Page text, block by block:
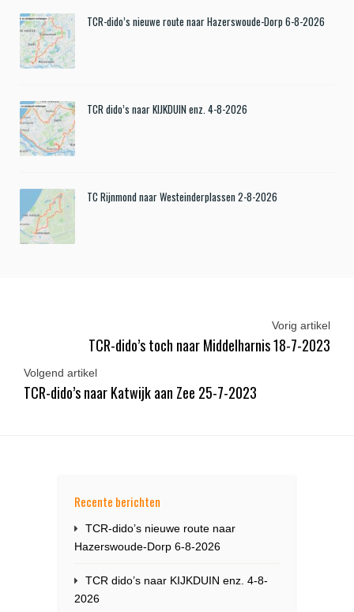
TCR-dido’s nieuwe route naar Hazerswoude-Dorp 6-8-2026
TCR dido’s naar KIJKDUIN enz. 4-8-2026
TC Rijnmond naar Westeinderplassen 2-8-2026
Vorig artikel
TCR-dido’s toch naar Middelharnis 18-7-2023
Volgend artikel
TCR-dido’s naar Katwijk aan Zee 25-7-2023
Recente berichten
TCR-dido’s nieuwe route naar
Hazerswoude-Dorp 6-8-2026
TCR dido’s naar KIJKDUIN enz. 4-8-
2026